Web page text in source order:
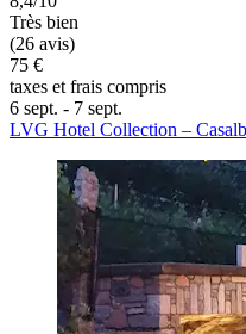
Très bien
(26 avis)
75 €
taxes et frais compris
6 sept. - 7 sept.
LVG Hotel Collection –